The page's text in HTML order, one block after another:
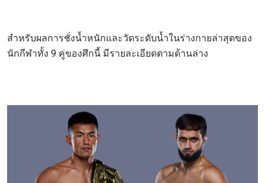
สำหรับผลการชั่งน้ำหนักและวัดระดับน้ำในร่างกายล่าสุดของ
นักกีฬาทั้ง 9 คู่ของศึกนี้ มีรายละเอียดตามด้านล่าง